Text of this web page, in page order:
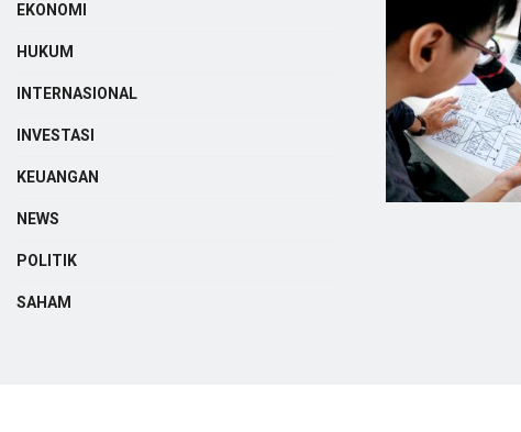
EKONOMI
HUKUM
INTERNASIONAL
INVESTASI
KEUANGAN
NEWS
POLITIK
SAHAM